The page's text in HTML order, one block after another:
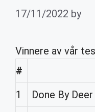
17/11/2022 by
Vinnere av vår
#
1
Done By Deer